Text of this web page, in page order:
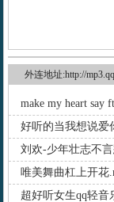
外连地址:http://
make my heart say
好听的当我想说爱
刘欢-少年壮志不
唯美舞曲杠上开花
超好听女生qq轻音